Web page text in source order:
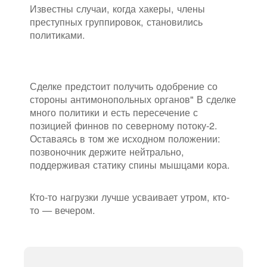
Известны случаи, когда хакеры, члены
преступных группировок, становились
политиками.
Сделке предстоит получить одобрение со
стороны антимонопольных органов" В сделке
много политики и есть пересечение с
позицией финнов по северному потоку-2.
Оставаясь в том же исходном положении:
позвоночник держите нейтрально,
поддерживая статику спины мышцами кора.
Кто-то нагрузки лучше усваивает утром, кто-
то — вечером.